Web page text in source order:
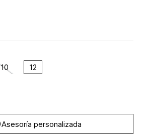
10 12
Asesoría personalizada